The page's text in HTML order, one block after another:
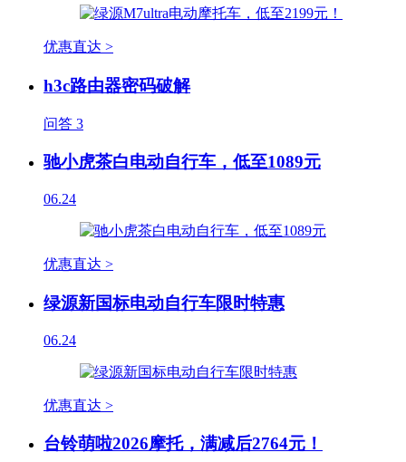
优惠直达 >
h3c路由器密码破解
问答 3
驰小虎茶白电动自行车，低至1089元
06.24
优惠直达 >
绿源新国标电动自行车限时特惠
06.24
优惠直达 >
台铃萌啦2026摩托，满减后2764元！